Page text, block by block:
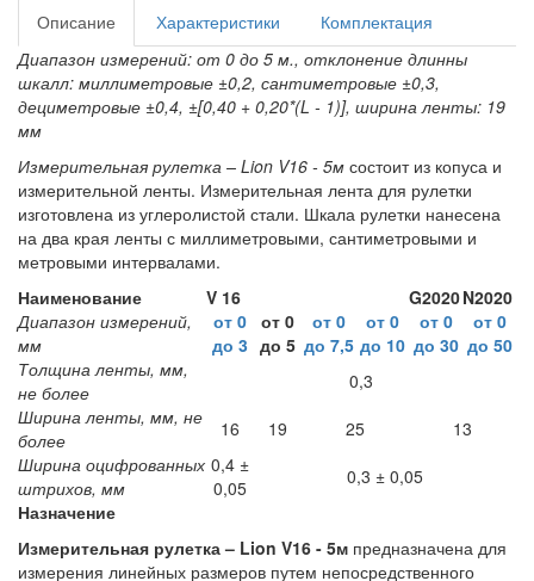
Описание Характеристики
Комплектация
Диапазон измерений: от 0 до 5 м., отклонение длинны
шкалл: миллиметровые ±0,2, сантиметровые ±0,3,
дециметровые ±0,4, ±[0,40 + 0,20*(L - 1)], ширина ленты: 19
мм
Измерительная рулетка – Lion V16 - 5м состоит из копуса и
измерительной ленты. Измерительная лента для рулетки
изготовлена из углеролистой стали. Шкала рулетки нанесена
на два края ленты с миллиметровыми, сантиметровыми и
метровыми интервалами.
Наименование
V 16 G2020N2020
Диапазон измерений,
мм
от 0
до 3
от 0
до 5
от 0
до 7,5
от 0
до 10
от 0
до 30
от 0
до 50
Толщина ленты, мм,
не более
0,3
Ширина ленты, мм, не
более
16 19 25
13
Ширина оцифрованных
штрихов, мм
0,4 ±
0,05
0,3 ± 0,05
Назначение
Измерительная рулетка – Lion V16 - 5м предназначена для
измерения линейных размеров путем непосредственного